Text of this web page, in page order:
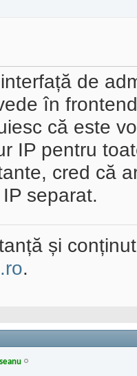
de
în
că este
IP pentru
cred că
separat.
și
.